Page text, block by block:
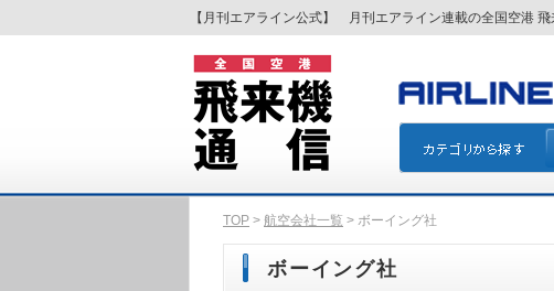
【月刊エアライン公式】 月刊エアライン連載の全国空港
TOP > 航空会社一覧 > ボーイング社
ボーイング社